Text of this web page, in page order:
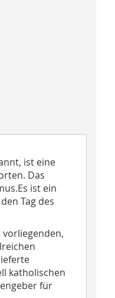
ist eine
Das
ist ein
Tag des
vorliegenden,
katholischen
für